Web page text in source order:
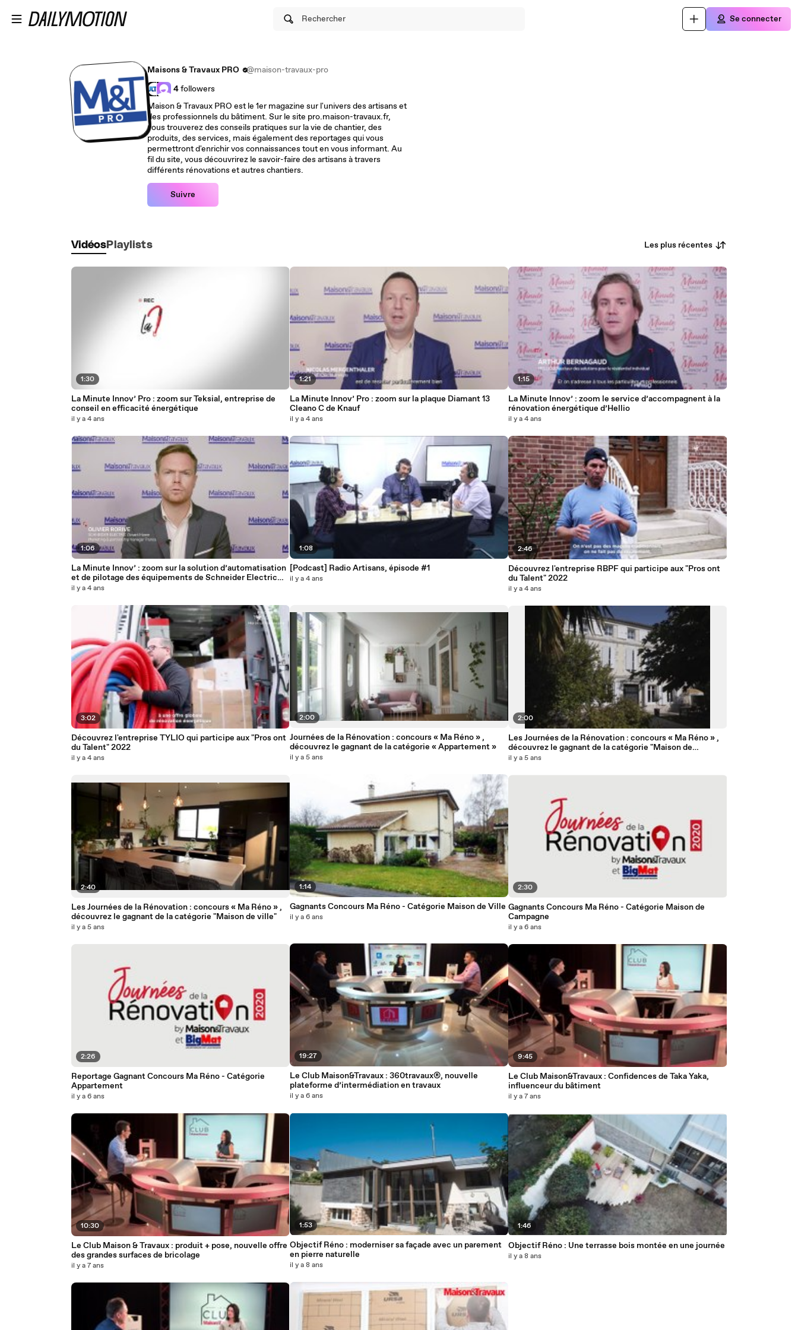
Rechercher Se connecter
Maisons & Travaux PRO
@maison-travaux-pro
4followers
Maison & Travaux PRO est le 1er magazine sur l'univers des artisans et
des professionnels du bâtiment. Sur le site pro.maison-travaux.fr,
vous trouverez des conseils pratiques sur la vie de chantier, des
produits, des services, mais également des reportages qui vous
permettront d'enrichir vos connaissances tout en vous informant. Au
fil du site, vous découvrirez le savoir-faire des artisans à travers
différents rénovations et autres chantiers.
Suivre
Vidéos Playlists Les plus récentes
1:30
La Minute Innov’ Pro : zoom sur Teksial, entreprise de
conseil en efficacité énergétique
il y a 4 ans
1:06
La Minute Innov’ : zoom sur la solution d’automatisation
et de pilotage des équipements de Schneider Electric
Wiser
il y a 4 ans
3:02
Découvrez l'entreprise TYLIO qui participe aux "Pros ont
du Talent" 2022
il y a 4 ans
2:40
Les Journées de la Rénovation : concours « Ma Réno » ,
découvrez le gagnant de la catégorie "Maison de ville"
il y a 5 ans
2:26
Reportage Gagnant Concours Ma Réno - Catégorie
Appartement
il y a 6 ans
10:30
Le Club Maison & Travaux : produit + pose, nouvelle offre
des grandes surfaces de bricolage
il y a 7 ans
1:21
La Minute Innov’ Pro : zoom sur la plaque Diamant 13
Cleano C de Knauf
il y a 4 ans
1:08
[Podcast] Radio Artisans, épisode #1
il y a 4 ans
2:00
Journées de la Rénovation : concours « Ma Réno » ,
découvrez le gagnant de la catégorie « Appartement »
il y a 5 ans
1:14
Gagnants Concours Ma Réno - Catégorie Maison de Ville
il y a 6 ans
19:27
Le Club Maison&Travaux : 360travaux®, nouvelle
plateforme d’intermédiation en travaux
il y a 6 ans
1:53
Objectif Réno : moderniser sa façade avec un parement
en pierre naturelle
il y a 8 ans
1:15
La Minute Innov’ : zoom le service d’accompagnent à la
rénovation énergétique d’Hellio
il y a 4 ans
2:46
Découvrez l'entreprise RBPF qui participe aux "Pros ont
du Talent" 2022
il y a 4 ans
2:00
Les Journées de la Rénovation : concours « Ma Réno » ,
découvrez le gagnant de la catégorie "Maison de
campagne"
il y a 5 ans
2:30
Gagnants Concours Ma Réno - Catégorie Maison de
Campagne
il y a 6 ans
9:45
Le Club Maison&Travaux : Confidences de Taka Yaka,
influenceur du bâtiment
il y a 7 ans
1:46
Objectif Réno : Une terrasse bois montée en une journée
il y a 8 ans